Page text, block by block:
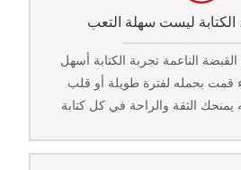
ليست سهلة التعب
الناعمة تجربة الكتابة أسهل
قمت بحمله لفترة طويلة أو قلب